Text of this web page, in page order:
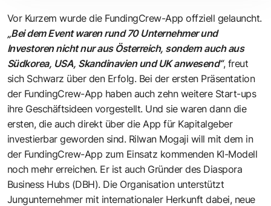
Vor Kurzem wurde die FundingCrew-App offziell gelauncht.
„Bei dem Event waren rund 70 Unternehmer und
Investoren nicht nur aus Österreich, sondern auch aus
Südkorea, USA, Skandinavien und UK anwesend“, freut
sich Schwarz über den Erfolg. Bei der ersten Präsentation
der FundingCrew-App haben auch zehn weitere Start-ups
ihre Geschäftsideen vorgestellt. Und sie waren dann die
ersten, die auch direkt über die App für Kapitalgeber
investierbar geworden sind. Rilwan Mogaji will mit dem in
der FundingCrew-App zum Einsatz kommenden KI-Modell
noch mehr erreichen. Er ist auch Gründer des Diaspora
Business Hubs(DBH). Die Organisation unterstützt
Jungunternehmer mit internationaler Herkunft dabei, neue